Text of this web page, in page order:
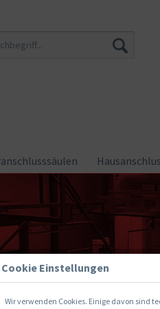
Cookie Einstellungen
Wir verwenden Cookies. Einige davon sind